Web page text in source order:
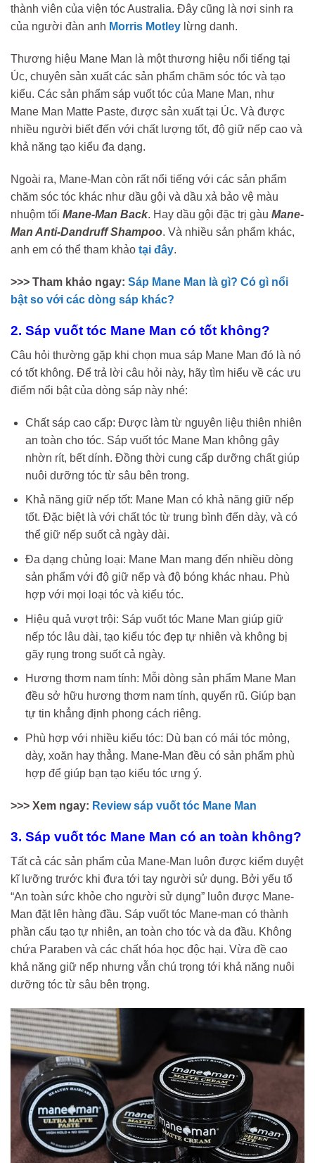
thành viên của viện tóc Australia. Đây cũng là nơi sinh ra
của người đàn anh Morris Motley lừng danh.
Thương hiệu Mane Man là một thương hiệu nổi tiếng tại
Úc, chuyên sản xuất các sản phẩm chăm sóc tóc và tạo
kiểu. Các sản phẩm sáp vuốt tóc của Mane Man, như
Mane Man Matte Paste, được sản xuất tại Úc. Và được
nhiều người biết đến với chất lượng tốt, độ giữ nếp cao và
khả năng tạo kiểu đa dạng.
Ngoài ra, Mane-Man còn rất nổi tiếng với các sản phẩm
chăm sóc tóc khác như dầu gội và dầu xả bảo vệ màu
nhuộm tối Mane-Man Back. Hay dầu gội đặc trị gàu Mane-
Man Anti-Dandruff Shampoo. Và nhiều sản phẩm khác,
anh em có thể tham khảo tại đây.
>>> Tham khảo ngay: Sáp Mane Man là gì? Có gì nổi
bật so với các dòng sáp khác?
2. Sáp vuốt tóc Mane Man có tốt không?
Câu hỏi thường gặp khi chọn mua sáp Mane Man đó là nó
có tốt không. Để trả lời câu hỏi này, hãy tìm hiểu về các ưu
điểm nổi bật của dòng sáp này nhé:
Chất sáp cao cấp: Được làm từ nguyên liệu thiên nhiên
an toàn cho tóc. Sáp vuốt tóc Mane Man không gây
nhờn rít, bết dính. Đồng thời cung cấp dưỡng chất giúp
nuôi dưỡng tóc từ sâu bên trong.
Khả năng giữ nếp tốt: Mane Man có khả năng giữ nếp
tốt. Đặc biệt là với chất tóc từ trung bình đến dày, và có
thể giữ nếp suốt cả ngày dài.
Đa dạng chủng loại: Mane Man mang đến nhiều dòng
sản phẩm với độ giữ nếp và độ bóng khác nhau. Phù
hợp với mọi loại tóc và kiểu tóc.
Hiệu quả vượt trội: Sáp vuốt tóc Mane Man giúp giữ
nếp tóc lâu dài, tạo kiểu tóc đẹp tự nhiên và không bị
gãy rụng trong suốt cả ngày.
Hương thơm nam tính: Mỗi dòng sản phẩm Mane Man
đều sở hữu hương thơm nam tính, quyến rũ. Giúp bạn
tự tin khẳng định phong cách riêng.
Phù hợp với nhiều kiểu tóc: Dù bạn có mái tóc mỏng,
dày, xoăn hay thẳng. Mane-Man đều có sản phẩm phù
hợp để giúp bạn tạo kiểu tóc ưng ý.
>>> Xem ngay: Review sáp vuốt tóc Mane Man
3. Sáp vuốt tóc Mane Man có an toàn không?
Tất cả các sản phẩm của Mane-Man luôn được kiểm duyệt
kĩ lưỡng trước khi đưa tới tay người sử dụng. Bởi yếu tố
“An toàn sức khỏe cho người sử dụng” luôn được Mane-
Man đặt lên hàng đầu. Sáp vuốt tóc Mane-man có thành
phần cấu tạo tự nhiên, an toàn cho tóc và da đầu. Không
chứa Paraben và các chất hóa học độc hại. Vừa đề cao
khả năng giữ nếp nhưng vẫn chú trọng tới khả năng nuôi
dưỡng tóc từ sâu bên trọng.